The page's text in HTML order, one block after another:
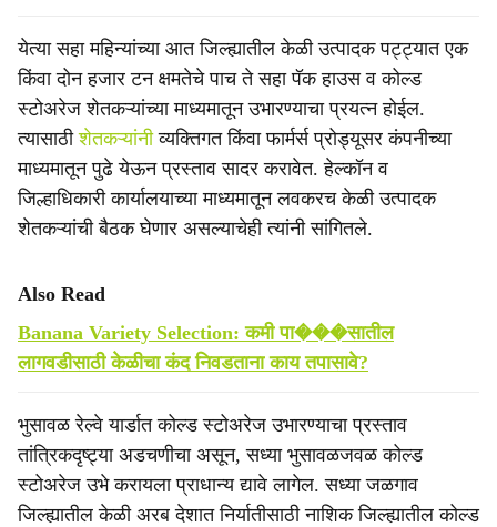
येत्या सहा महिन्यांच्या आत जिल्ह्यातील केळी उत्पादक पट्ट्यात एक
किंवा दोन हजार टन क्षमतेचे पाच ते सहा पॅक हाउस व कोल्ड
स्टोअरेज शेतकऱ्यांच्या माध्यमातून उभारण्याचा प्रयत्न होईल.
त्यासाठीशेतकऱ्यांनीव्यक्तिगत किंवा फार्मर्स प्रोड्यूसर कंपनीच्या
माध्यमातून पुढे येऊन प्रस्ताव सादर करावेत. हेल्कॉन व
जिल्हाधिकारी कार्यालयाच्या माध्यमातून लवकरच केळी उत्पादक
शेतकऱ्यांची बैठक घेणार असल्याचेही त्यांनी सांगितले.
Also Read
Banana Variety Selection: कमी पा���सातील
लागवडीसाठी केळीचा कंद निवडताना काय तपासावे?
भुसावळ रेल्वे यार्डात कोल्ड स्टोअरेज उभारण्याचा प्रस्ताव
तांत्रिकदृष्ट्या अडचणीचा असून, सध्या भुसावळजवळ कोल्ड
स्टोअरेज उभे करायला प्राधान्य द्यावे लागेल. सध्या जळगाव
जिल्ह्यातील केळी अरब देशात निर्यातीसाठी नाशिक जिल्ह्यातील कोल्ड